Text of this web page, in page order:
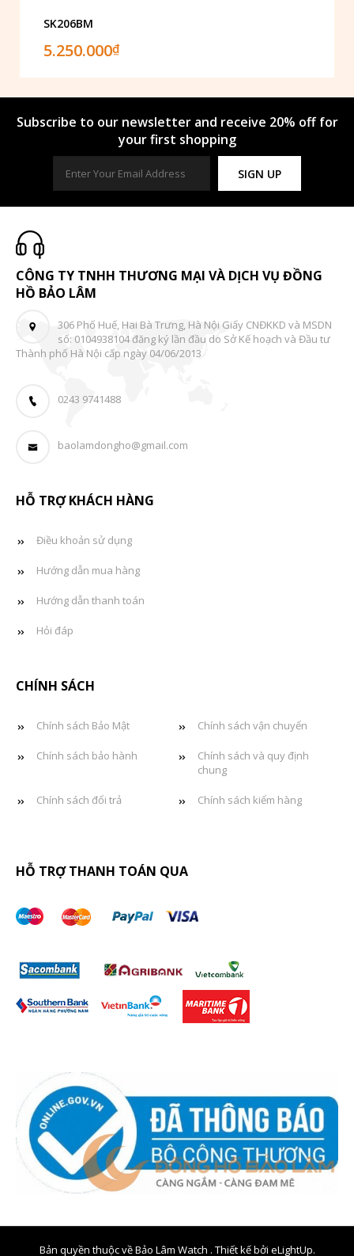
SK206BM
5.250.000₫
Subscribe to our newsletter and receive 20% off for
your first shopping
SIGN UP
CÔNG TY TNHH THƯƠNG MẠI VÀ DỊCH VỤ ĐỒNG
HỒ BẢO LÂM
306 Phố Huế, Hai Bà Trưng, Hà Nội Giấy CNĐKKD và MSDN
số: 0104938104 đăng ký lần đầu do Sở Kế hoạch và Đầu tư
Thành phố Hà Nội cấp ngày 04/06/2013
0243 9741488
baolamdongho@gmail.com
HỖ TRỢ KHÁCH HÀNG
Điều khoản sử dụng
Hướng dẫn mua hàng
Hướng dẫn thanh toán
Hỏi đáp
CHÍNH SÁCH
Chính sách Bảo Mật Chính sách vận chuyển
Chính sách bảo hành
Chính sách và quy định
chung
Chính sách đổi trả Chính sách kiểm hàng
HỖ TRỢ THANH TOÁN QUA
Bản quyền thuộc về Bảo Lâm Watch . Thiết kế bởi eLightUp.